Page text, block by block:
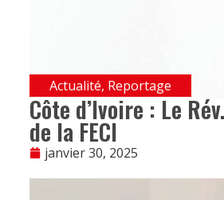
Actualité, Reportage
Côte d’Ivoire : Le
de la FECI
janvier 30, 2025